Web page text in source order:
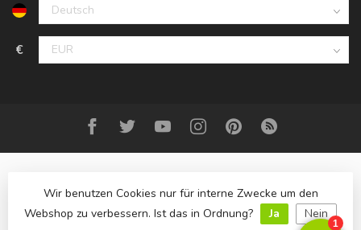
€
Wir benutzen Cookies nur für interne Zwecke um den
Webshop zu verbessern. Ist das in Ordnung?
Ja Nein